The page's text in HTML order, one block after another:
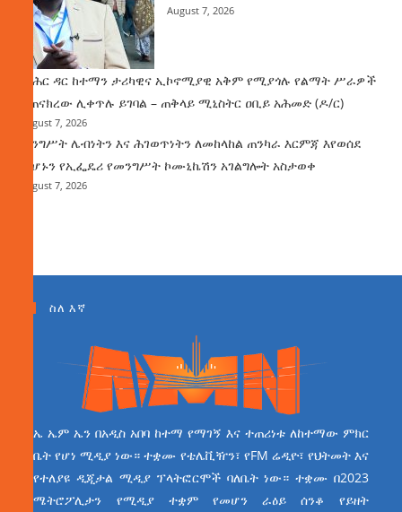
August 7, 2026
የባሕር ዳር ከተማን ታሪካዊና ኢኮኖሚያዊ አቅም የሚያጎሉ የልማት ሥራዎች
ተጠናክረው ሊቀጥሉ ይገባል – ጠቅላይ ሚኒስትር ዐቢይ አሕመድ (ዶ/ር)
August 7, 2026
መንግሥት ሌብነትን እና ሕገወጥነትን ለመከላከል ጠንካራ እርምጃ እየወሰደ
መሆኑን የኢፌዴሪ የመንግሥት ኮሙኒኬሽን አገልግሎት አስታወቀ
August 7, 2026
ስለ እኛ
ኤ ኤም ኤን በአዲስ አበባ ከተማ የማገኝ እና ተጠሪነቱ ለከተማው ምክር
ቤት የሆነ ሚዲያ ነው። ተቋሙ የቴሌቪዥን፣ የFM ሬዲዮ፣ የህትመት እና
የተለያዩ ዲጂታል ሚዲያ ፕላትፎርሞች ባለቤት ነው። ተቋሙ በ2023
ሜትሮፖሊታን የሚዲያ ተቋም የመሆን ራዕይ ሰንቆ የይዘት